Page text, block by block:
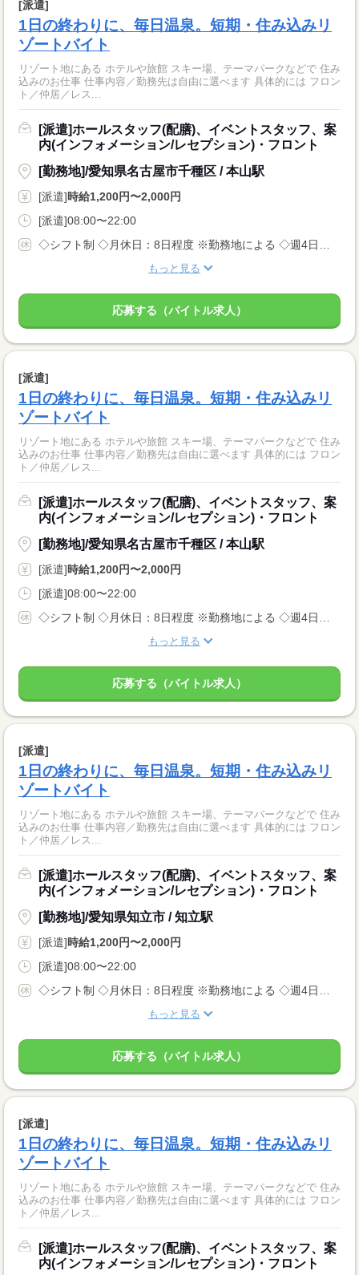
[派遣]
1日の終わりに、毎日温泉。短期・住み込みリ
ゾートバイト
リゾート地にある ホテルや旅館 スキー場、テーマパークなどで 住み
込みのお仕事 仕事内容／勤務先は自由に選べます 具体的には フロン
ト／仲居／レス...
[派遣]ホールスタッフ(配膳)、イベントスタッフ、案
内(インフォメーション/レセプション)・フロント
[勤務地]/愛知県名古屋市千種区 / 本山駅
[派遣]時給1,200円〜2,000円
[派遣]08:00〜22:00
もっと見る
応募する（バイトル求人）
[派遣]
1日の終わりに、毎日温泉。短期・住み込みリ
ゾートバイト
リゾート地にある ホテルや旅館 スキー場、テーマパークなどで 住み
込みのお仕事 仕事内容／勤務先は自由に選べます 具体的には フロン
ト／仲居／レス...
[派遣]ホールスタッフ(配膳)、イベントスタッフ、案
内(インフォメーション/レセプション)・フロント
[勤務地]/愛知県名古屋市千種区 / 本山駅
[派遣]時給1,200円〜2,000円
[派遣]08:00〜22:00
もっと見る
応募する（バイトル求人）
[派遣]
1日の終わりに、毎日温泉。短期・住み込みリ
ゾートバイト
リゾート地にある ホテルや旅館 スキー場、テーマパークなどで 住み
込みのお仕事 仕事内容／勤務先は自由に選べます 具体的には フロン
ト／仲居／レス...
[派遣]ホールスタッフ(配膳)、イベントスタッフ、案
内(インフォメーション/レセプション)・フロント
[勤務地]/愛知県知立市 / 知立駅
[派遣]時給1,200円〜2,000円
[派遣]08:00〜22:00
もっと見る
応募する（バイトル求人）
[派遣]
1日の終わりに、毎日温泉。短期・住み込みリ
ゾートバイト
リゾート地にある ホテルや旅館 スキー場、テーマパークなどで 住み
込みのお仕事 仕事内容／勤務先は自由に選べます 具体的には フロン
ト／仲居／レス...
[派遣]ホールスタッフ(配膳)、イベントスタッフ、案
内(インフォメーション/レセプション)・フロント